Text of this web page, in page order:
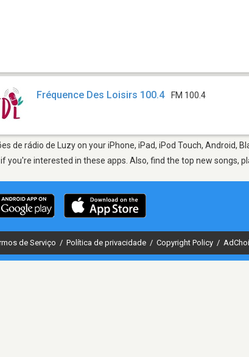
Fréquence Des Loisirs 100.4 FM 100.4
de rádio de Luzy on your iPhone, iPad, iPod Touch, Android,
you're interested in these apps. Also, find the top new songs,
de Serviço / Política de privacidade / Copyright Policy /